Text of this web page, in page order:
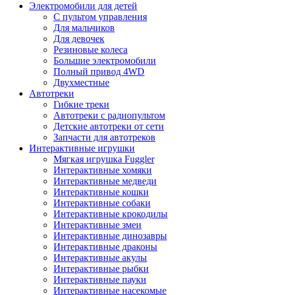
Электромобили для детей
С пультом управления
Для мальчиков
Для девочек
Резиновые колеса
Большие электромобили
Полный привод 4WD
Двухместные
Автотреки
Гибкие треки
Автотреки с радиопультом
Детские автотреки от сети
Запчасти для автотреков
Интерактивные игрушки
Мягкая игрушка Fuggler
Интерактивные хомяки
Интерактивные медведи
Интерактивные кошки
Интерактивные собаки
Интерактивные крокодилы
Интерактивные змеи
Интерактивные динозавры
Интерактивные драконы
Интерактивные акулы
Интерактивные рыбки
Интерактивные пауки
Интерактивные насекомые